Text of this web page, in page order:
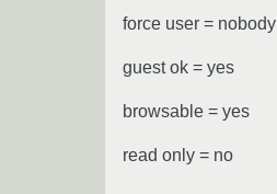
force user = nobody
guest ok = yes
browsable = yes
read only = no